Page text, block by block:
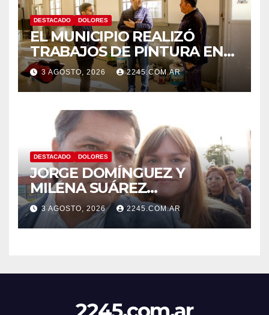
DESTACADO DOLORES
EL MUNICIPIO REALIZÓ
TRABAJOS DE PINTURA EN
LA ESCUELA N.º 10
3 AGOSTO, 2026 2245.COM.AR
DESTACADO DOLORES
JORGE DOMÍNGUEZ Y
MILENA SUÁREZ
INTENSIFICAN LA AGENDA
OPOSITORA EN DOLORES
CON UNA SERIE DE
3 AGOSTO, 2026 2245.COM.AR